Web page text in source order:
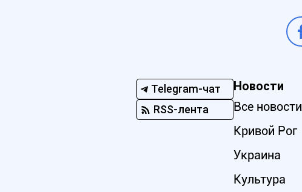
Telegram-чат
RSS-лента
Новости
Все новости
Кривой Рог
Украина
Культура